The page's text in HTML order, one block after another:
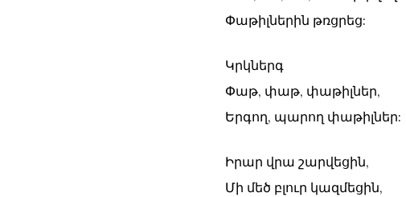
Փաթիլներին թռցրեց:
Կրկներգ
Փաթ, փաթ, փաթիլներ,
Երգող, պարող փաթիլներ:
Իրար վրա շարվեցին,
Մի մեծ բլուր կազմեցին,